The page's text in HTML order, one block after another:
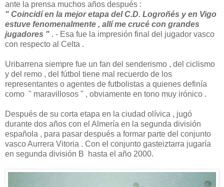
ante la prensa muchos años después :
" Coincidí en la mejor etapa del C.D. Logroñés y en Vigo
estuve fenomenalmente , allí me crucé con grandes
jugadores " . - Esa fue la impresión final del jugador vasco
con respecto al Celta .
Uribarrena siempre fue un fan del senderismo , del ciclismo
y del remo , del fútbol tiene mal recuerdo de los
representantes o agentes de futbolistas a quienes definía
como " maravillosos " , obviamente en tono muy irónico .
Después de su corta etapa en la ciudad olívica , jugó
durante dos años con el Almería en la segunda división
española , para pasar después a formar parte del conjunto
vasco Aurrera Vitoria . Con el conjunto gasteiztarra jugaría
en segunda división B hasta el año 2000.